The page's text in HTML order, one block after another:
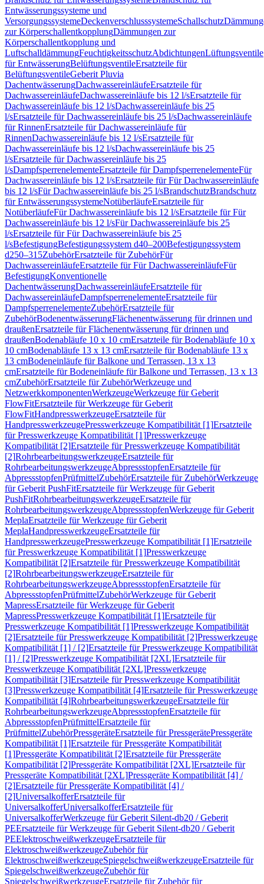
Entwässerungssysteme und
VersorgungssystemeDeckenverschlusssystemeSchallschutz
zur KörperschallentkopplungDämmungen zur
Körperschallentkopplung und
LuftschalldämmungFeuchtigkeitsschutzAbdichtungenLüftungsventile
für EntwässerungBelüftungsventileErsatzteile für
BelüftungsventileGeberit Pluvia
DachentwässerungDachwassereinläufeErsatzteile für
DachwassereinläufeDachwassereinläufe bis 12 l/sErsatzteile für
Dachwassereinläufe bis 12 l/sDachwassereinläufe bis 25
l/sErsatzteile für Dachwassereinläufe bis 25 l/sDachwassereinläufe
für RinnenErsatzteile für Dachwassereinläufe für
RinnenDachwassereinläufe bis 12 l/sErsatzteile für
Dachwassereinläufe bis 12 l/sDachwassereinläufe bis 25
l/sErsatzteile für Dachwassereinläufe bis 25
l/sDampfsperrenelementeErsatzteile für DampfsperrenelementeFür
Dachwassereinläufe bis 12 l/sErsatzteile für Für Dachwassereinläufe
bis 12 l/sFür Dachwassereinläufe bis 25 l/sBrandschutzBrandschutz
für EntwässerungssystemeNotüberläufeErsatzteile für
NotüberläufeFür Dachwassereinläufe bis 12 l/sErsatzteile für Für
Dachwassereinläufe bis 12 l/sFür Dachwassereinläufe bis 25
l/sErsatzteile für Für Dachwassereinläufe bis 25
l/sBefestigungBefestigungssystem d40–200Befestigungssystem
d250–315ZubehörErsatzteile für ZubehörFür
DachwassereinläufeErsatzteile für Für DachwassereinläufeFür
BefestigungKonventionelle
DachentwässerungDachwassereinläufeErsatzteile für
DachwassereinläufeDampfsperrenelementeErsatzteile für
DampfsperrenelementeZubehörErsatzteile für
ZubehörBodenentwässerungFlächenentwässerung für drinnen und
draußenErsatzteile für Flächenentwässerung für drinnen und
draußenBodenabläufe 10 x 10 cmErsatzteile für Bodenabläufe 10 x
10 cmBodenabläufe 13 x 13 cmErsatzteile für Bodenabläufe 13 x
13 cmBodeneinläufe für Balkone und Terrassen, 13 x 13
cmErsatzteile für Bodeneinläufe für Balkone und Terrassen, 13 x 13
cmZubehörErsatzteile für ZubehörWerkzeuge und
NetzwerkkomponentenWerkzeugeWerkzeuge für Geberit
FlowFitErsatzteile für Werkzeuge für Geberit
FlowFitHandpresswerkzeugeErsatzteile für
HandpresswerkzeugePresswerkzeuge Kompatibilität [1]Ersatzteile
für Presswerkzeuge Kompatibilität [1]Presswerkzeuge
Kompatibilität [2]Ersatzteile für Presswerkzeuge Kompatibilität
[2]RohrbearbeitungswerkzeugeErsatzteile für
RohrbearbeitungswerkzeugeAbpressstopfenErsatzteile für
AbpressstopfenPrüfmittelZubehörErsatzteile für ZubehörWerkzeuge
für Geberit PushFitErsatzteile für Werkzeuge für Geberit
PushFitRohrbearbeitungswerkzeugeErsatzteile für
RohrbearbeitungswerkzeugeAbpressstopfenWerkzeuge für Geberit
MeplaErsatzteile für Werkzeuge für Geberit
MeplaHandpresswerkzeugeErsatzteile für
HandpresswerkzeugePresswerkzeuge Kompatibilität [1]Ersatzteile
für Presswerkzeuge Kompatibilität [1]Presswerkzeuge
Kompatibilität [2]Ersatzteile für Presswerkzeuge Kompatibilität
[2]RohrbearbeitungswerkzeugeErsatzteile für
RohrbearbeitungswerkzeugeAbpressstopfenErsatzteile für
AbpressstopfenPrüfmittelZubehörWerkzeuge für Geberit
MapressErsatzteile für Werkzeuge für Geberit
MapressPresswerkzeuge Kompatibilität [1]Ersatzteile für
Presswerkzeuge Kompatibilität [1]Presswerkzeuge Kompatibilität
[2]Ersatzteile für Presswerkzeuge Kompatibilität [2]Presswerkzeuge
Kompatibilität [1] / [2]Ersatzteile für Presswerkzeuge Kompatibilität
[1] / [2]Presswerkzeuge Kompatibilität [2XL]Ersatzteile für
Presswerkzeuge Kompatibilität [2XL]Presswerkzeuge
Kompatibilität [3]Ersatzteile für Presswerkzeuge Kompatibilität
[3]Presswerkzeuge Kompatibilität [4]Ersatzteile für Presswerkzeuge
Kompatibilität [4]RohrbearbeitungswerkzeugeErsatzteile für
RohrbearbeitungswerkzeugeAbpressstopfenErsatzteile für
AbpressstopfenPrüfmittelErsatzteile für
PrüfmittelZubehörPressgeräteErsatzteile für PressgerätePressgeräte
Kompatibilität [1]Ersatzteile für Pressgeräte Kompatibilität
[1]Pressgeräte Kompatibilität [2]Ersatzteile für Pressgeräte
Kompatibilität [2]Pressgeräte Kompatibilität [2XL]Ersatzteile für
Pressgeräte Kompatibilität [2XL]Pressgeräte Kompatibilität [4] /
[2]Ersatzteile für Pressgeräte Kompatibilität [4] /
[2]UniversalkofferErsatzteile für
UniversalkofferUniversalkofferErsatzteile für
UniversalkofferWerkzeuge für Geberit Silent-db20 / Geberit
PEErsatzteile für Werkzeuge für Geberit Silent-db20 / Geberit
PEElektroschweißwerkzeugeErsatzteile für
ElektroschweißwerkzeugeZubehör für
ElektroschweißwerkzeugeSpiegelschweißwerkzeugeErsatzteile für
SpiegelschweißwerkzeugeZubehör für
SpiegelschweißwerkzeugeErsatzteile für Zubehör für